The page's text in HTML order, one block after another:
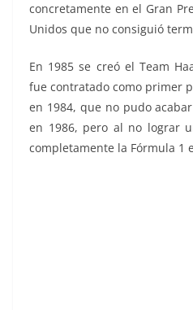
concretamente en el Gran
Unidos que no consiguió
En 1985 se creó el Team
fue contratado como primer
en 1984, que no pudo
en 1986, pero al no lograr
completamente la Fórmula 1